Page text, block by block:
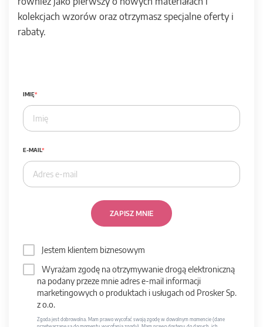
kolekcjach wzorów oraz otrzymasz specjalne oferty i
rabaty.
IMIĘ
E-MAIL
ZAPISZ MNIE
Jestem klientem biznesowym
Wyrażam zgodę na otrzymywanie drogą elektroniczną
na podany przeze mnie adres e-mail informacji
marketingowych o produktach i usługach od Prosker Sp.
z o.o.
Zgoda jest dobrowolna. Mam prawo wycofać swoją zgodę w dowolnym momencie (dane